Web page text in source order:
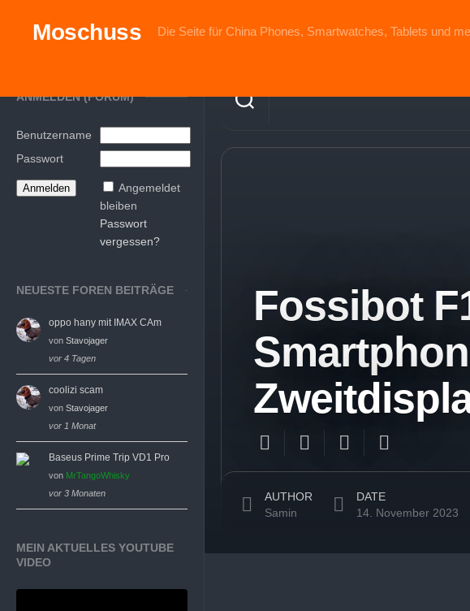
contentMoschuss Die Seite für China Phones, Smartwatches, Tablets und
ANMELDEN (FORUM)
Benutzername
Passwort
Angemeldet
bleiben
Passwort
vergessen?
NEUESTE FOREN BEITRÄGE
oppo hany mit IMAX CAm
von Stavojager
vor 4 Tagen
coolizi scam
von Stavojager
vor 1 Monat
Baseus Prime Trip VD1 Pro
von MrTangoWhisky
vor 3 Monaten
MEIN AKTUELLES YOUTUBE
VIDEO
Fossibot
AUTHOR
Samin
DATE
14. November 2023